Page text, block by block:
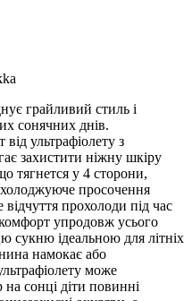
грайливий стиль і
сонячних днів.
ультрафіолету з
захистити ніжну шкіру
тягнется у 4 сторони,
просочення
прохолоди під час
комфорт упродовж усього
сукню ідеальною для літніх
намокає або
може
сонці діти повинні